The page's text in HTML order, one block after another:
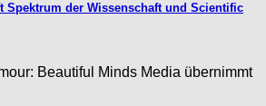
Spektrum der Wissenschaft und Scientific